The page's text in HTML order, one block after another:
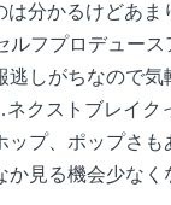
分かるけどあま
フプロデュース
しがちなので気
クストブレイク
プ、ポップさも
見る機会少なく